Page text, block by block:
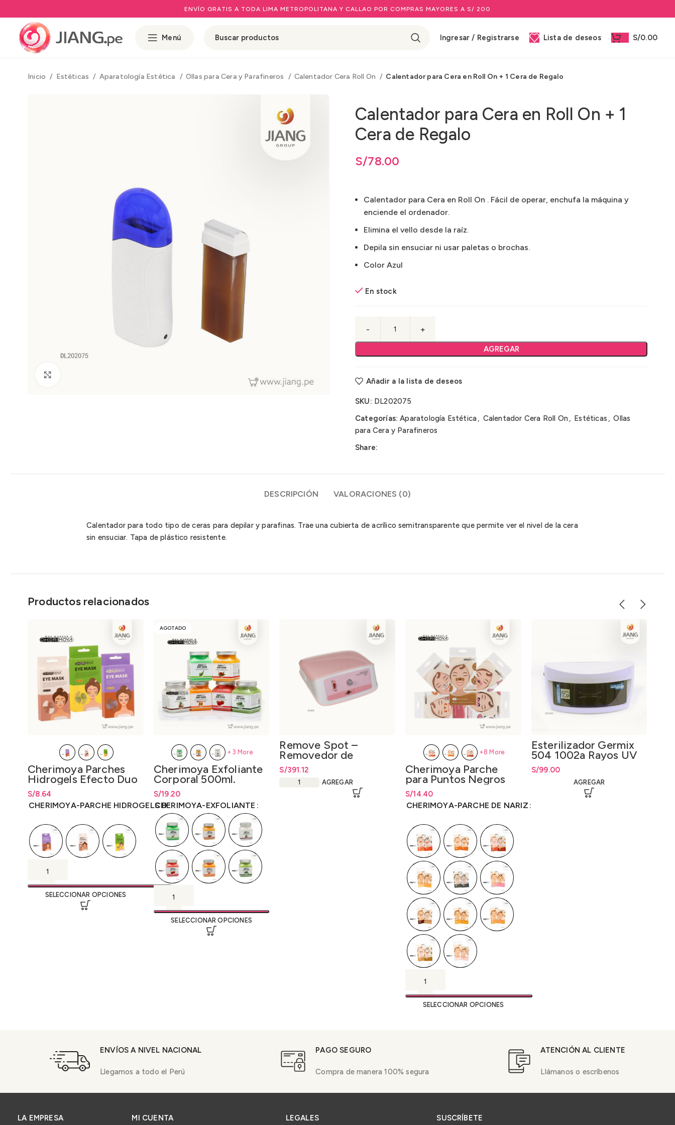
ENVÍO GRATIS A TODA LIMA METROPOLITANA Y CALLAO POR COMPRAS MAYORES A S/ 200
Menú Ingresar / Registrarse Lista de deseos S/0.00
Inicio Estéticas Aparatología Estética Ollas para Cera y Parafineros Calentador Cera Roll On Calentador para Cera en Roll On + 1 Cera de Regalo
Calentador para Cera en Roll On + 1
Cera de Regalo
S/78.00
Calentador para Cera en Roll On . Fácil de operar, enchufa la máquina y
enciende el ordenador.
Elimina el vello desde la raíz.
Depila sin ensuciar ni usar paletas o brochas.
Color Azul
En stock
AGREGAR
Añadir a la lista de deseos
SKU: DL202075
Categorías: Aparatología Estética, Calentador Cera Roll On, Estéticas , Ollas
para Cera y Parafineros
Share:
DESCRIPCIÓN VALORACIONES (0)
Calentador para todo tipo de ceras para depilar y parafinas. Trae una cubierta de acrílico semitransparente que permite ver el nivel de la cera
sin ensuciar. Tapa de plástico resistente.
Productos relacionados
Cherimoya Parches
Hidrogels Efecto Duo
S/8.64
Rango de precios: desde
hastaS/8.64
CHERIMOYA-PARCHE HIDROGELS D
SELECCIONAR OPCIONES
AGOTADO
Cherimoya Exfoliante
Corporal 500ml.
S/19.20
Rango de precios: desde
hastaS/19.20
CHERIMOYA-EXFOLIANTE
SELECCIONAR OPCIONES
+3 More
Remove Spot –
Removedor de
Manchas
S/391.12
AGREGAR
Cherimoya Parche
para Puntos Negros
Animalitos
S/14.40
Rango de precios: desde
hastaS/14.40
CHERIMOYA-PARCHE DE NARIZ
SELECCIONAR OPCIONES
+8 More
Esterilizador Germix
504 1002a Rayos UV
S/99.00
AGREGAR
ENVÍOS A NIVEL NACIONAL
Llegamos a todo el Perú
PAGO SEGURO
Compra de manera 100% segura
ATENCIÓN AL CLIENTE
Llámanos o escríbenos
LA EMPRESA MI CUENTA LEGALES SUSCRÍBETE